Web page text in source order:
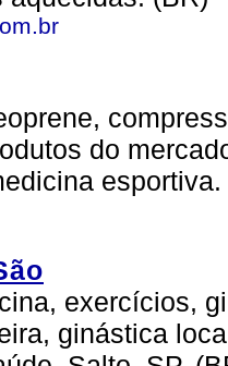
do
esportiva.
exercícios,
ginástica